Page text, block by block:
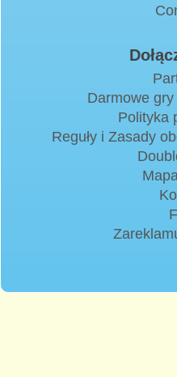
Darmowe
Polityka
Reguły i Zasady